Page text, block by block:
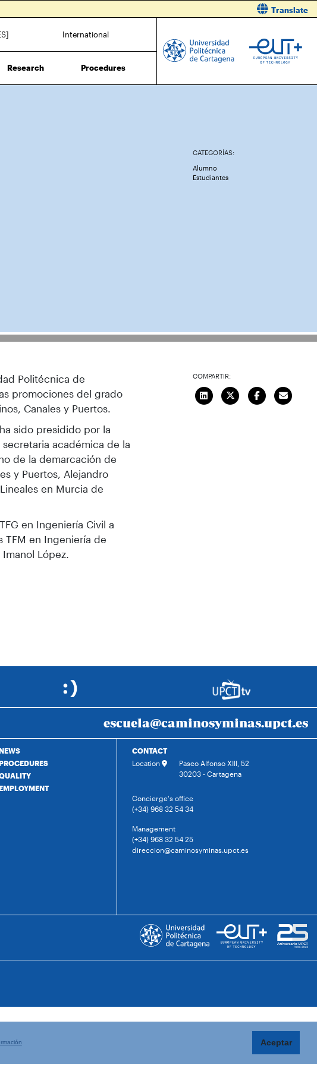
Aceptar
Translate
International
Research Procedures
CATEGORÍAS:
Alumno
Estudiantes
Politécnica de
promociones del grado
Canales y Puertos.
sido presidido por la
académica de la
de la demarcación de
y Puertos, Alejandro
en Murcia de
en Ingeniería Civil a
TFM en Ingeniería de
Imanol López.
COMPARTIR:
escuela@caminosyminas.upct.es
CONTACT
Location
Paseo Alfonso XIII, 52
30203 - Cartagena
Concierge's office
(+34) 968 32 54 34
Management
(+34) 968 32 54 25
direccion@caminosyminas.upct.es